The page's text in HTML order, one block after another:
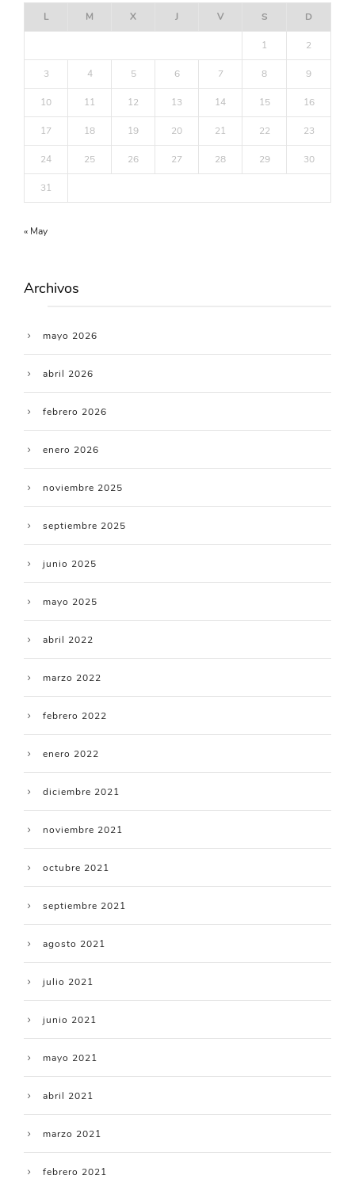
L M X J V S D
1 2
3 4 5 6 7 8 9
10 11 12 13 14 15 16
17 18 19 20 21 22 23
24 25 26 27 28 29 30
31
« May
Archivos
mayo 2026
abril 2026
febrero 2026
enero 2026
noviembre 2025
septiembre 2025
junio 2025
mayo 2025
abril 2022
marzo 2022
febrero 2022
enero 2022
diciembre 2021
noviembre 2021
octubre 2021
septiembre 2021
agosto 2021
julio 2021
junio 2021
mayo 2021
abril 2021
marzo 2021
febrero 2021